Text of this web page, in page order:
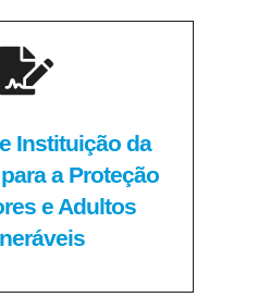
Instituição da
a Proteção
e Adultos